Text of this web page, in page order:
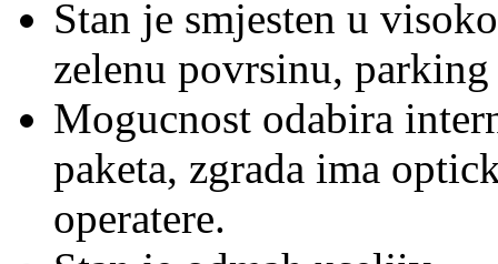
Stan je smjesten u
zelenu povrsinu,
Mogucnost odabira
paketa, zgrada ima
operatere.